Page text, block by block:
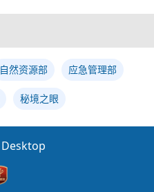
自然资源部 应急管理部
秘境之眼
Desktop